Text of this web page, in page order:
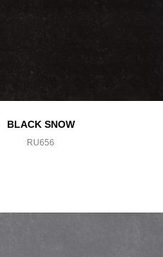
BLACK SNOW
RU656